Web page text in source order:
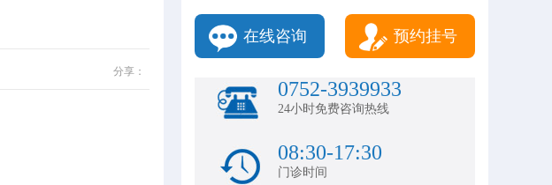
分享：
在线咨询 预约挂号
0752-3939933
24小时免费咨询热线
08:30-17:30
门诊时间